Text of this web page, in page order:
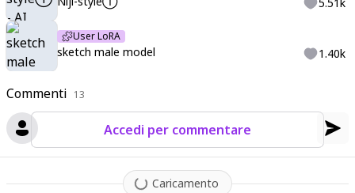
Commenti 13
Accedi per commentare
Caricamento
User LoRA
sketch male model 1.40k